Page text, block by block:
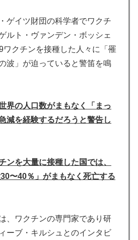
ゲイツ財団の科学者でワクチ
ルト・ヴァンデン・ボッシェ
ワクチンを接種した人々に「罹
波」が迫っていると警笛を鳴
界の人口数がまもなく「まっ
減を経験するだろうと警告し
ンを大量に接種した国では、
〜40％」がまもなく死亡する
、ワクチンの専門家であり研
ーブ・キルシュとのインタビ